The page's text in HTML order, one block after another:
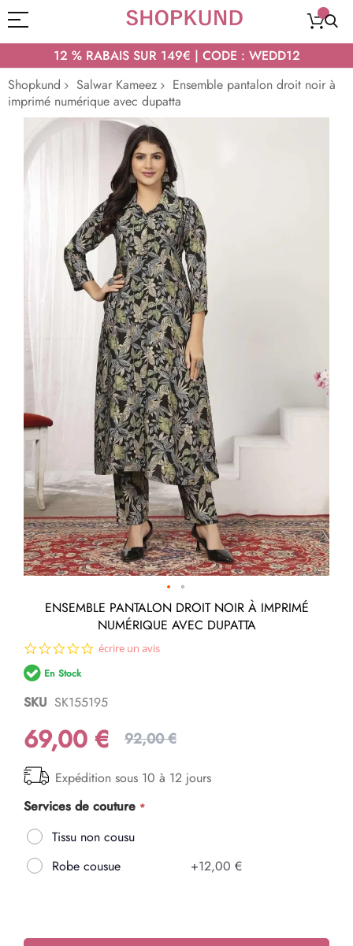
12 % RABAIS SUR 149€ | CODE : WEDD12
Shopkund
Salwar Kameez
Ensemble pantalon droit noir à
imprimé numérique avec dupatta
Passer
fin
la
Passer
de
la
Galerie
d’images
ENSEMBLE PANTALON DROIT NOIR À IMPRIMÉ
NUMÉRIQUE AVEC DUPATTA
0.0
écrire un avis
En Stock
SKU SK155195
69,00 € 92,00 €
Expédition sous 10 à 12 jours
Services de couture
Tissu non cousu
Robe cousue
+12,00 €